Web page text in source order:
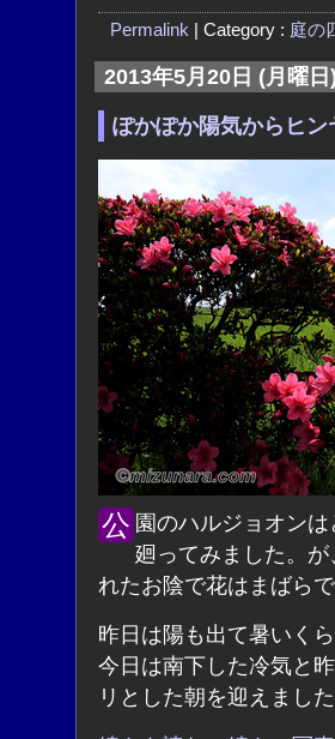
Permalink | Category : 庭の
2013年5月20日 (月曜日)
ぽかぽか陽気からヒン
公園のハルジョオンはどうかな～と買い物ついでに
廻ってみました。
れたお陰で花はまばら
昨日は陽も出て暑いく
今日は南下した冷気と
リとした朝を迎えました